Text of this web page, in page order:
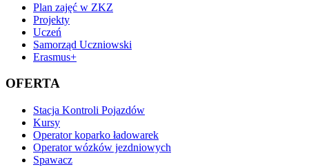
Plan zajęć w ZKZ
Projekty
Uczeń
Samorząd Uczniowski
Erasmus+
OFERTA
Stacja Kontroli Pojazdów
Kursy
Operator koparko ładowarek
Operator wózków jezdniowych
Spawacz